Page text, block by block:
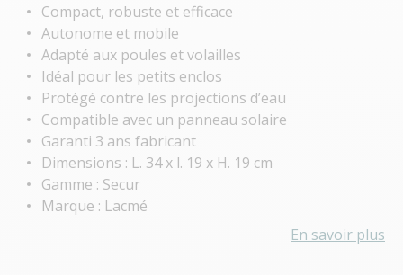
Compact, robuste et efficace
Autonome et mobile
Adapté aux poules et volailles
Idéal pour les petits enclos
Protégé contre les projections d’eau
Compatible avec un panneau solaire
Garanti 3 ans fabricant
Dimensions : L. 34 x l. 19 x H. 19 cm
Gamme : Secur
Marque : Lacmé
En savoir plus